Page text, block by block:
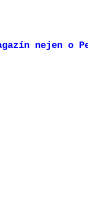
nejen o